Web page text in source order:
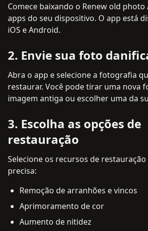
Comece baixando o Renew old photo
apps do seu dispositivo. O app está
iOS e Android.
2. Envie sua foto
Abra o app e selecione a fotografia
restaurar. Você pode tirar uma nova
imagem antiga ou escolher uma da
3. Escolha as opções de
restauração
Selecione os recursos de
precisa:
Remoção de arranhões e vincos
Aprimoramento de cor
Aumento de nitidez